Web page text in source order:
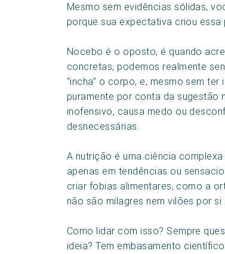
Mesmo sem evidências sólidas,
porque sua expectativa criou
Nocebo é o oposto, é quando
concretas, podemos realmente
“incha” o corpo, e, mesmo sem
puramente por conta da sugestão
inofensivo, causa medo ou
desnecessárias.
A nutrição é uma ciência
apenas em tendências ou
criar fobias alimentares, como a
não são milagres nem vilões por si
Como lidar com isso? Sempre
ideia? Tem embasamento